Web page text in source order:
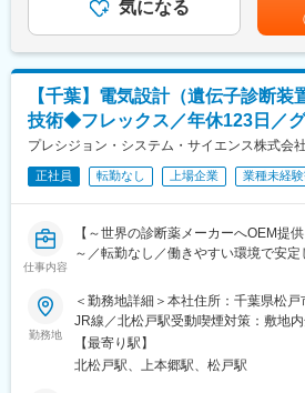
【会社・求人の魅力】
■当社はバイオ関連業界において、血
遺伝子を抽出するための自動化装置
て、遺伝子研究の現場に対し様々な
■遺伝子解析の際にはサンプルから遺
必要不可欠です。当社はそのプロセ
術「マグトレーション・テクノロジー
■独自の技術、特許を複数保有し、他
変更の範囲：会社の定める業務
【働き方】
■転勤もありませんので、安心して長
■土日祝日休みの完全週休二日制。年
境です。
■会社として4～5年前くらいからDX
在では休日出勤はほぼございません。
■出張は年数回あり（自社や委託会社
【当社の魅力】
■同社の技術は今後必要性がさらに高
も役立つとされており、社会貢献性の
気になる
【千葉】電気設計（遺伝子診断
技術◆フレックス／年休123日／
プレシジョン・システム・サイエンス株式会社
正社員 転勤なし 上場企業 業種未経
仕事内容
【～世界の診断薬メーカーへOEM提
～／転勤なし／働きやすい環境で安定
PCR検査や遺伝子検査に使われる検査
る当社にて、医療機器（体外診断機
いただきます。
病気の診断や感染症検査を支える製品
勤務地
＜勤務地詳細＞本社住所：千葉県松戸
JR線／北松戸駅受動喫煙対策：敷地
の定める事業所
【最寄り駅】
北松戸駅、上本郷駅、松戸駅